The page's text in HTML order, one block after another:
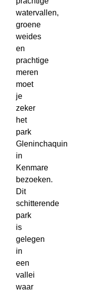
watervallen,
groene
weides
en
prachtige
meren
moet
je
zeker
het
park
Gleninchaquin
in
Kenmare
bezoeken.
Dit
schitterende
park
is
gelegen
in
een
vallei
waar